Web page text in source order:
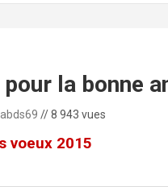
la bonne
abds69 // 8 943 vues
voeux 2015